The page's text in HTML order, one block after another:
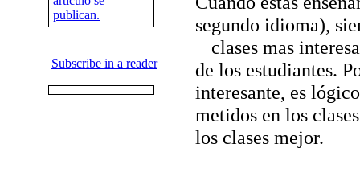
publican.
Subscribe in a reader
segundo idioma),
clases mas
de los estudiantes.
interesante, es
metidos en los
los clases mejor.